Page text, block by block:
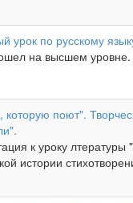
урок по русскому
на высшем
которую поют".
к уроку
истории